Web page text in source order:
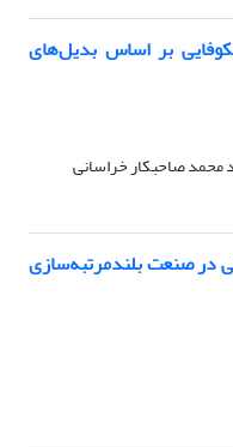
بر اساس بدیل‌های
صاحبکار خراسانی
در صنعت بلندمرتبه‌سازی